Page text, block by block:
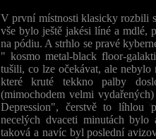
V první místnosti klasicky rozbili
vše bylo ještě jakési líné a mdlé,
na pódiu. A strhlo se pravé
" kosmo metal-black floor-
tušili, co lze očekávat, ale nebylo
které kruté tekkno palby
(mimochodem velmi
Depression", čerstvě to líhlou
necelých dvaceti minutách
taková a navíc byl poslední